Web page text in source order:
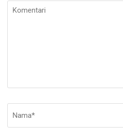
Komentari